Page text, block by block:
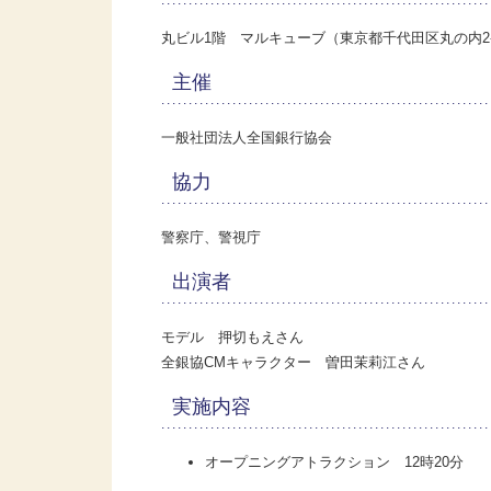
丸ビル1階 マルキューブ（東京都千代田区丸の内
主催
一般社団法人全国銀行協会
協力
警察庁、警視庁
出演者
モデル 押切もえさん
全銀協CMキャラクター 曽田茉莉江さん
実施内容
オープニングアトラクション 12時20分